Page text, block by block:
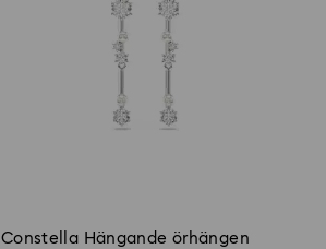
Constella Hängande örhängen